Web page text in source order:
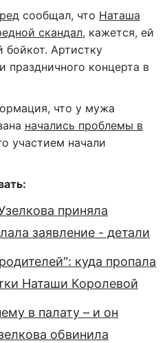
сообщал, что Наташа
скандал, кажется, ей
бойкот. Артистку
праздничного концерта в
что у мужа
начались проблемы в
участием начали
приняла
заявление - детали
куда пропала
Наташи Королевой
в палату – и он
обвинила